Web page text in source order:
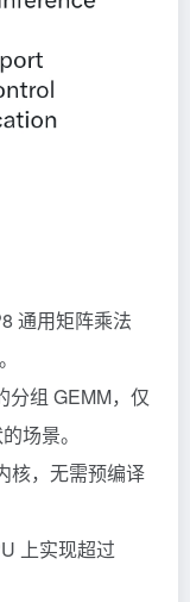
通用矩阵乘法
分组 GEMM，仅
场景。
核，无需预编译
上实现超过